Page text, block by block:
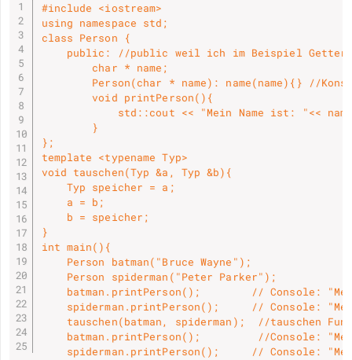
#include <iostream>
using namespace std;
class Person {
public: //public weil ich im Beispiel
        char * name;
Person(char * name): name(name){} //
        void printPerson(){
std::cout << "Mein Name ist: "<<
        }
};
template <typename Typ>
void tauschen(Typ &a, Typ &b){
    Typ speicher = a;
    a = b;
    b = speicher;
}
int main(){
    Person batman("Bruce Wayne");
    Person spiderman("Peter Parker");
batman.printPerson();        // Console:
spiderman.printPerson();     // Console:
tauschen(batman, spiderman);  //tauschen
batman.printPerson();         //Console:
spiderman.printPerson();     // Console: